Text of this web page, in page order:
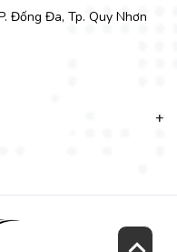
Đống Đa, Tp. Quy Nhơn